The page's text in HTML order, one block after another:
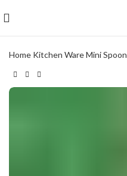
Home Kitchen WareMini Spoon